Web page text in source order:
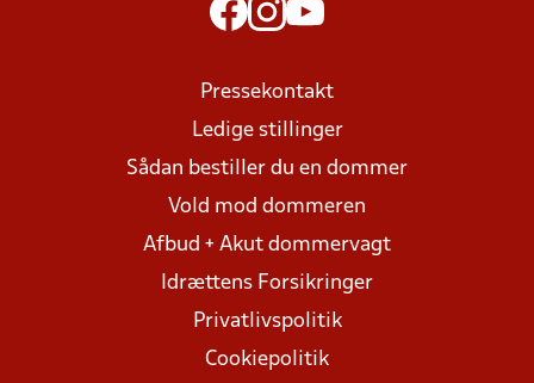
Pressekontakt
Ledige stillinger
Sådan bestiller du en dommer
Vold mod dommeren
Afbud + Akut dommervagt
Idrættens Forsikringer
Privatlivspolitik
Cookiepolitik